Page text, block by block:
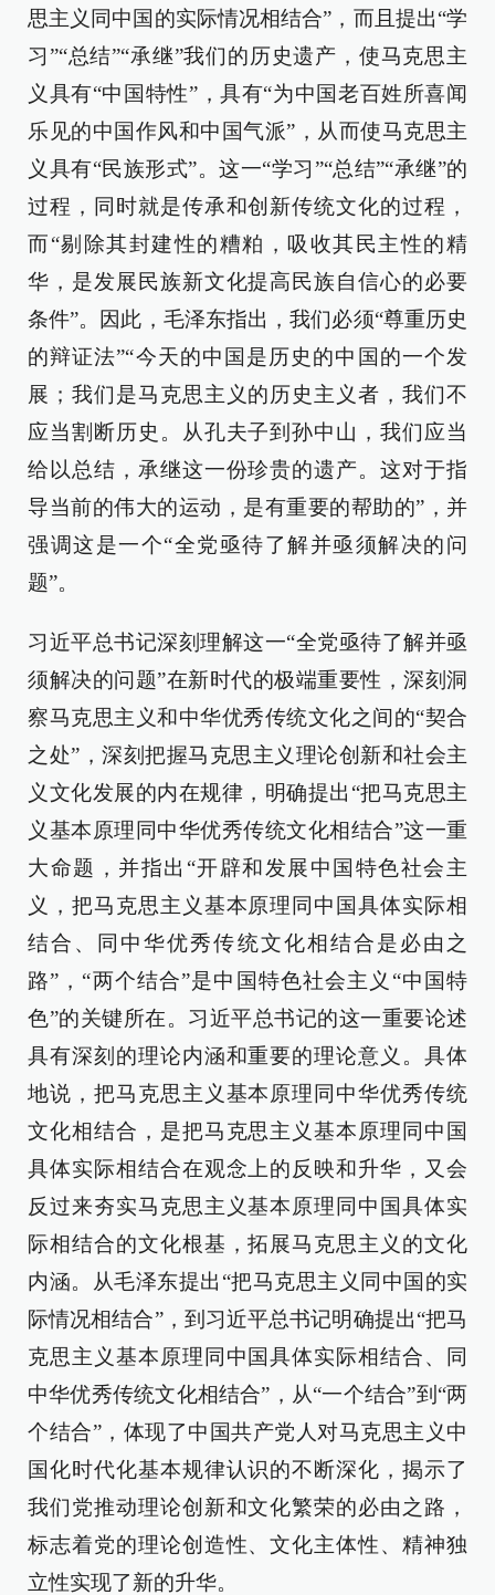
思主义同中国的实际情况相结合”，而且提出“学
习”“总结”“承继”我们的历史遗产，使马克思主
义具有“中国特性”，具有“为中国老百姓所喜闻
乐见的中国作风和中国气派”，从而使马克思主
义具有“民族形式”。这一“学习”“总结”“承继”的
过程，同时就是传承和创新传统文化的过程，
而“剔除其封建性的糟粕，吸收其民主性的精
华，是发展民族新文化提高民族自信心的必要
条件”。因此，毛泽东指出，我们必须“尊重历史
的辩证法”“今天的中国是历史的中国的一个发
展；我们是马克思主义的历史主义者，我们不
应当割断历史。从孔夫子到孙中山，我们应当
给以总结，承继这一份珍贵的遗产。这对于指
导当前的伟大的运动，是有重要的帮助的”，并
强调这是一个“全党亟待了解并亟须解决的问
题”。
习近平总书记深刻理解这一“全党亟待了解并亟
须解决的问题”在新时代的极端重要性，深刻洞
察马克思主义和中华优秀传统文化之间的“契合
之处”，深刻把握马克思主义理论创新和社会主
义文化发展的内在规律，明确提出“把马克思主
义基本原理同中华优秀传统文化相结合”这一重
大命题，并指出“开辟和发展中国特色社会主
义，把马克思主义基本原理同中国具体实际相
结合、同中华优秀传统文化相结合是必由之
路”，“两个结合”是中国特色社会主义“中国特
色”的关键所在。习近平总书记的这一重要论述
具有深刻的理论内涵和重要的理论意义。具体
地说，把马克思主义基本原理同中华优秀传统
文化相结合，是把马克思主义基本原理同中国
具体实际相结合在观念上的反映和升华，又会
反过来夯实马克思主义基本原理同中国具体实
际相结合的文化根基，拓展马克思主义的文化
内涵。从毛泽东提出“把马克思主义同中国的实
际情况相结合”，到习近平总书记明确提出“把马
克思主义基本原理同中国具体实际相结合、同
中华优秀传统文化相结合”，从“一个结合”到“两
个结合”，体现了中国共产党人对马克思主义中
国化时代化基本规律认识的不断深化，揭示了
我们党推动理论创新和文化繁荣的必由之路，
标志着党的理论创造性、文化主体性、精神独
立性实现了新的升华。